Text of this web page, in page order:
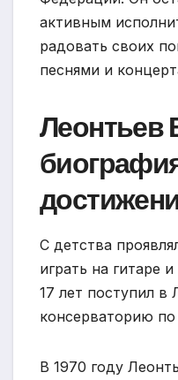
активным
радовать своих
песнями и
Леонтьев
С детства
играть на гитаре
17 лет поступил в
консерваторию по
В 1970 году